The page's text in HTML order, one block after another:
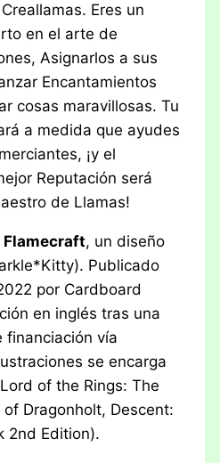
Eres un
en el arte de
Asignarlos a sus
Encantamientos
cosas maravillosas. Tu
a medida que ayudes
¡y el
Reputación será
de Llamas!
Flamecraft, un diseño
Publicado
por Cardboard
en inglés tras una
financiación vía
se encarga
of the Rings: The
Dragonholt, Descent:
2nd Edition).